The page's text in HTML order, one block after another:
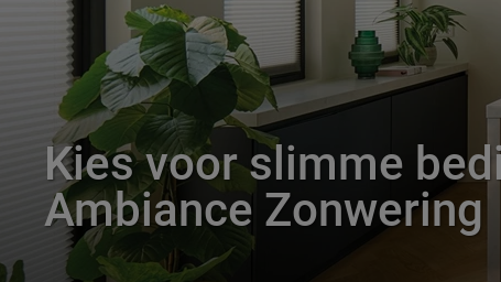
Kies voor slimme
Ambiance Zonwering